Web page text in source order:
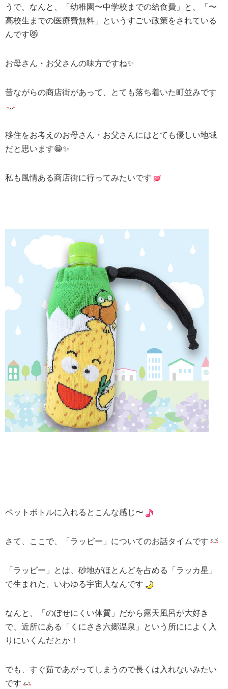
うで、なんと、「幼稚園〜中学校までの給食費」と、「〜
高校生までの医療費無料」というすごい政策をされている
んです😻
お母さん・お父さんの味方ですね✨
昔ながらの商店街があって、とても落ち着いた町並みです
移住をお考えのお母さん・お父さんにはとても優しい地域
だと思います😁✨
私も風情ある商店街に行ってみたいです
ペットボトルに入れるとこんな感じ〜
さて、ここで、「ラッピー」についてのお話タイムです
「ラッピー」とは、砂地がほとんどを占める「ラッカ星」
で生まれた、いわゆる宇宙人なんです
なんと、「のぼせにくい体質」だから露天風呂が大好き
で、近所にある「くにさき六郷温泉」という所にによく入
りにいくんだとか！
でも、すぐ茹であがってしまうので長くは入れないみたい
です